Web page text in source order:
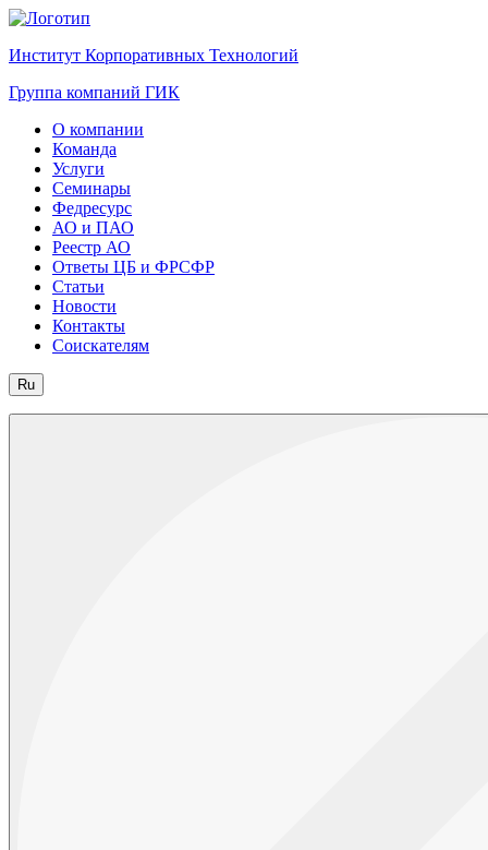
Институт Корпоративных Технологий
Группа компаний ГИК
О компании
Команда
Услуги
Семинары
Федресурс
АО и ПАО
Реестр АО
Ответы ЦБ и ФРСФР
Статьи
Новости
Контакты
Соискателям
Ru